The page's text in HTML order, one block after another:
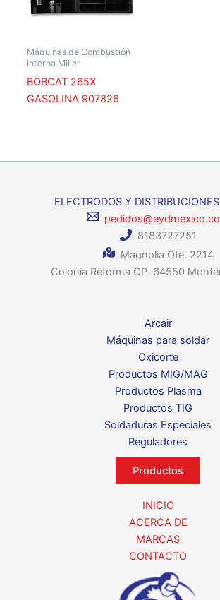
Máquinas de Combustión
Interna Miller
BOBCAT 265X
GASOLINA 907826
ELECTRODOS Y
8183727251
Magnolia Ote. 2214
Colonia Reforma CP. 64550
Arcair
Máquinas para soldar
Oxicorte
Productos MIG/MAG
Productos Plasma
Productos TIG
Soldaduras Especiales
Reguladores
Productos
INICIO
ACERCA DE
MARCAS
CONTACTO